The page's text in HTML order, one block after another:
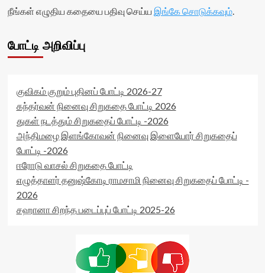
(0)
</span>
data-
>
stars-
title-
average'>0
(0)
</span>
readonly-
data-
starsize='16'
data-
rater-
postid='36398'
data-
rater-
readonly='true'
data-
readonly-
</div>
average'>0
நீங்கள் எழுதிய கதையை பதிவு செய்ய இங்கே சொடுக்கவும்.
போட்டி அறிவிப்பு
குவிகம் குறும் புதினப் போட்டி 2026-27
கந்தர்வன் நினைவு சிறுகதை போட்டி 2026
துகள் நடத்தும் சிறுகதைப் போட்டி -2026
அந்திமழை இளங்கோவன் நினைவு இளையோர் சிறுகதைப்
போட்டி -2026
ஈரோடு வாசல் சிறுகதை போட்டி
எழுத்தாளர் தனுஷ்கோடி ராமசாமி நினைவு சிறுகதைப் போட்டி -
2026
சஹானா சிறந்த படைப்புப் போட்டி 2025-26